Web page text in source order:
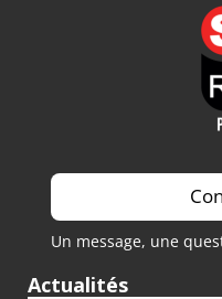
Un message, une
Actualités